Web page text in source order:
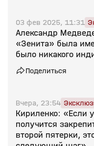
03 фев 2025, 11:31
Александр
«Зенита» была
было никакого
Поделиться
Вчера, 23:54
Кириленко: «Если
получится
второй пятерки,